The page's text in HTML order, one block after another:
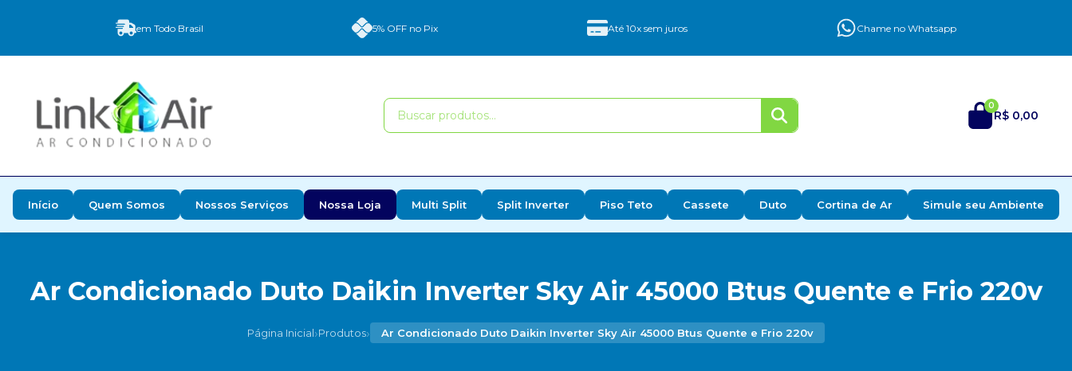
em Todo Brasil 5% OFF no Pix Até 10x sem juros Chame no Whatsapp
0
R$ 0,00
Início Quem Somos Nossos Serviços Nossa Loja Multi Split Split Inverter Piso Teto Cassete Duto Cortina de Ar Simule seu Ambiente
Ar Condicionado Duto Daikin Inverter Sky Air 45000 Btus Quente e Frio 220v
Página Inicial›Produtos› Ar Condicionado Duto Daikin Inverter Sky Air 45000 Btus Quente e Frio 220v